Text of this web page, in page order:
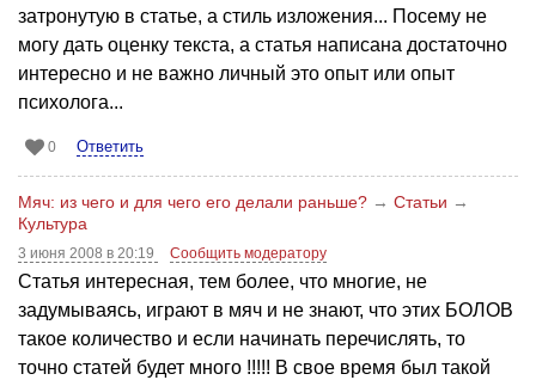
затронутую в статье, а стиль изложения... Посему не
могу дать оценку текста, а статья написана достаточно
интересно и не важно личный это опыт или опыт
психолога...
0 Ответить
Мяч: из чего и для чего его делали раньше? → Статьи →
Культура
3 июня 2008 в 20:19 Сообщить модератору
Статья интересная, тем более, что многие, не
задумываясь, играют в мяч и не знают, что этих БОЛОВ
такое количество и если начинать перечислять, то
точно статей будет много !!!!! В свое время был такой